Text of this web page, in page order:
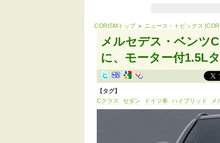
CORISMトップ＞ ニュース・トピックス
メルセデス・ベンツ
に、モーター付1.5L
【タグ】
Cクラス
セダン ドイツ車 ハイブリッド メ